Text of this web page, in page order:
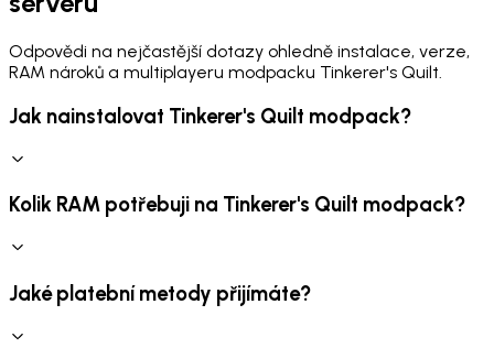
Odpovědi na nejčastější dotazy ohledně instalace, verze,
RAM nároků a multiplayeru modpacku Tinkerer's Quilt.
Jak nainstalovat Tinkerer's Quilt modpack?
Kolik RAM potřebuji na Tinkerer's Quilt modpack?
Jaké platební metody přijímáte?